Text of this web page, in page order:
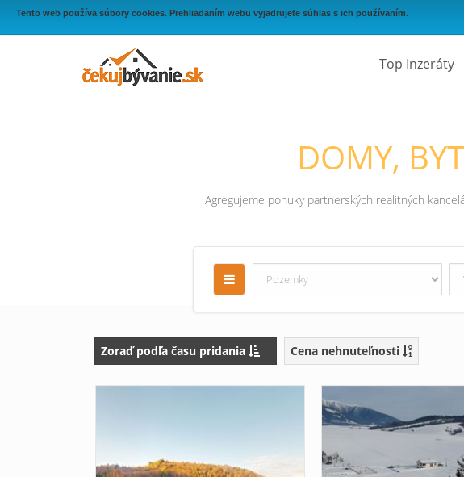
Tento web používa súbory cookies. Prehliadaním webu vyjadrujete súhlas s ich používaním.
Top Inzeráty
DOMY,
Agregujeme ponuky partnerských realitných
Zoraď podľa času pridania Cena nehnuteľnosti